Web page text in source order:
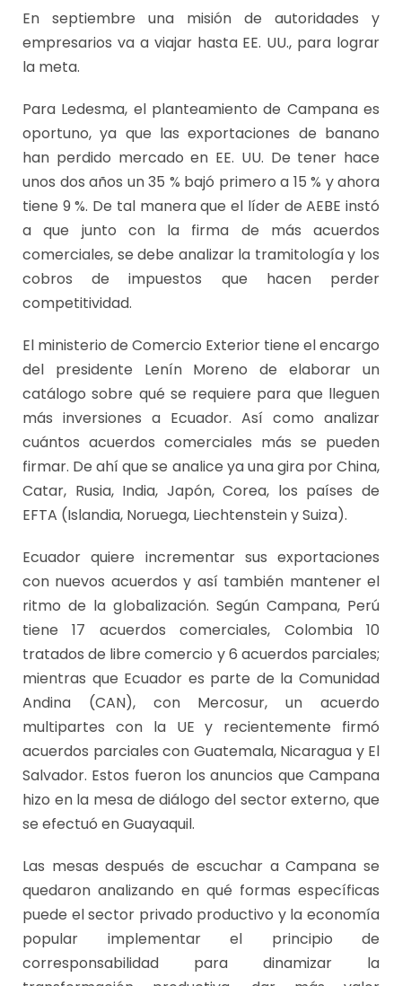
En septiembre una misión de autoridades y
empresarios va a viajar hasta EE. UU., para lograr
la meta.
Para Ledesma, el planteamiento de Campana es
oportuno, ya que las exportaciones de banano
han perdido mercado en EE. UU. De tener hace
unos dos años un 35 % bajó primero a 15 % y ahora
tiene 9 %. De tal manera que el líder de AEBE instó
a que junto con la firma de más acuerdos
comerciales, se debe analizar la tramitología y los
cobros de impuestos que hacen perder
competitividad.
El ministerio de Comercio Exterior tiene el encargo
del presidente Lenín Moreno de elaborar un
catálogo sobre qué se requiere para que lleguen
más inversiones a Ecuador. Así como analizar
cuántos acuerdos comerciales más se pueden
firmar. De ahí que se analice ya una gira por China,
Catar, Rusia, India, Japón, Corea, los países de
EFTA (Islandia, Noruega, Liechtenstein y Suiza).
Ecuador quiere incrementar sus exportaciones
con nuevos acuerdos y así también mantener el
ritmo de la globalización. Según Campana, Perú
tiene 17 acuerdos comerciales, Colombia 10
tratados de libre comercio y 6 acuerdos parciales;
mientras que Ecuador es parte de la Comunidad
Andina (CAN), con Mercosur, un acuerdo
multipartes con la UE y recientemente firmó
acuerdos parciales con Guatemala, Nicaragua y El
Salvador. Estos fueron los anuncios que Campana
hizo en la mesa de diálogo del sector externo, que
se efectuó en Guayaquil.
Las mesas después de escuchar a Campana se
quedaron analizando en qué formas específicas
puede el sector privado productivo y la economía
popular implementar el principio de
corresponsabilidad para dinamizar la